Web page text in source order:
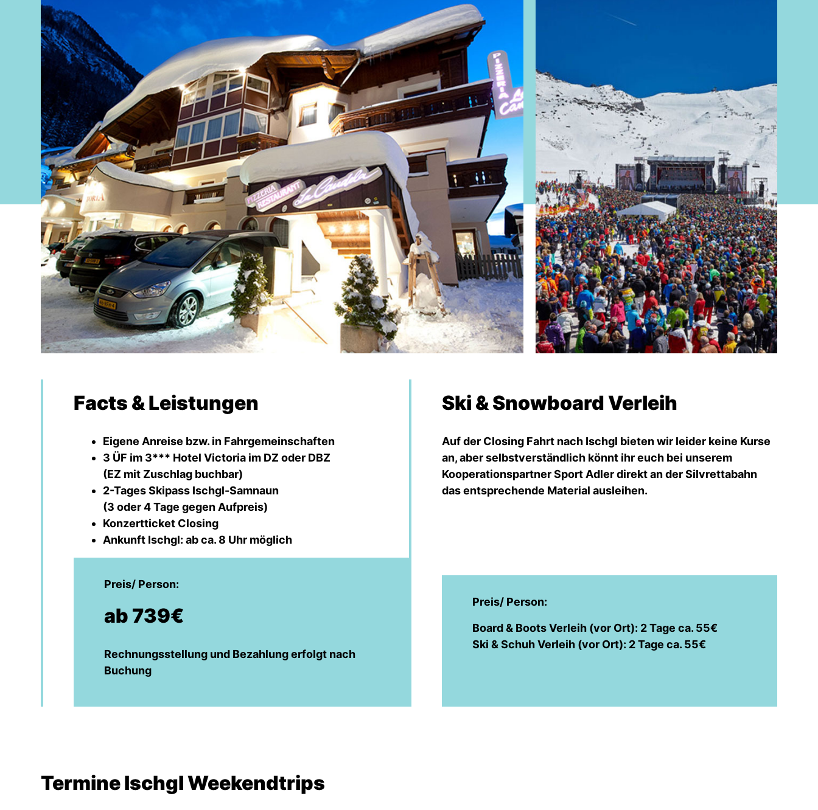
Facts & Leistungen
Eigene Anreise bzw. in Fahrgemeinschaften
3 ÜF im 3*** Hotel Victoria im DZ oder DBZ
(EZ mit Zuschlag buchbar)
2-Tages Skipass Ischgl-Samnaun
(3 oder 4 Tage gegen Aufpreis)
Konzertticket Closing
Ankunft Ischgl: ab ca. 8 Uhr möglich
Preis/ Person:
ab 739€
Rechnungsstellung und Bezahlung erfolgt nach
Buchung
Ski & Snowboard Verleih
Auf der Closing Fahrt nach Ischgl bieten wir leider keine Kurse
an, aber selbstverständlich könnt ihr euch bei unserem
Kooperationspartner Sport Adler direkt an der Silvrettabahn
das entsprechende Material ausleihen.
Preis/ Person:
Board & Boots Verleih (vor Ort): 2 Tage ca. 55€
Ski & Schuh Verleih (vor Ort): 2 Tage ca. 55€
Termine Ischgl Weekendtrips